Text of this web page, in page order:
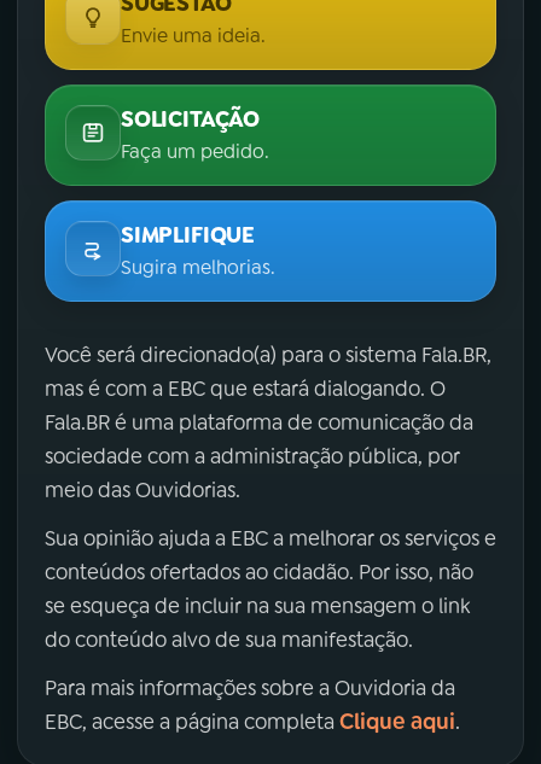
Envie uma ideia.
SOLICITAÇÃO
Faça um pedido.
SIMPLIFIQUE
Sugira melhorias.
Você será direcionado(a) para o sistema Fala.BR,
mas é com a EBC que estará dialogando. O
Fala.BR é uma plataforma de comunicação da
sociedade com a administração pública, por
meio das Ouvidorias.
Sua opinião ajuda a EBC a melhorar os serviços e
conteúdos ofertados ao cidadão. Por isso, não
se esqueça de incluir na sua mensagem o link
do conteúdo alvo de sua manifestação.
Para mais informações sobre a Ouvidoria da
EBC, acesse a página completa Clique aqui.